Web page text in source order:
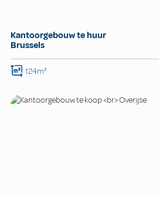
Kantoorgebouw te huur
Brussels
124m²